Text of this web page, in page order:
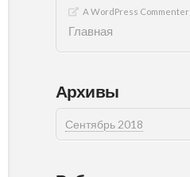
A WordPress Commenter
Главная
Архивы
Сентябрь 2018